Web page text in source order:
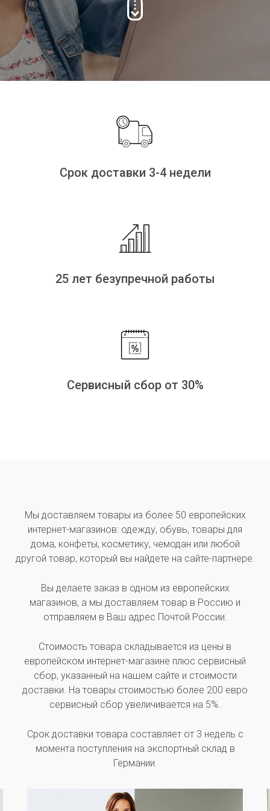
Срок доставки 3-4 недели
25 лет безупречной работы
Сервисный сбор от 30%
Мы доставляем товары из более 50 европейских
интернет-магазинов: одежду, обувь, товары для
дома, конфеты, косметику, чемодан или любой
другой товар, который вы найдете на сайте-партнере.
Вы делаете заказ в одном из европейских
магазинов, а мы доставляем товар в Россию и
отправляем в Ваш адрес Почтой России.
Стоимость товара складывается из цены в
европейском интернет-магазине плюс сервисный
сбор, указанный на нашем сайте и стоимости
доставки. На товары стоимостью более 200 евро
сервисный сбор увеличивается на 5%.
Срок доставки товара составляет от 3 недель с
момента поступления на экспортный склад в
Германии.